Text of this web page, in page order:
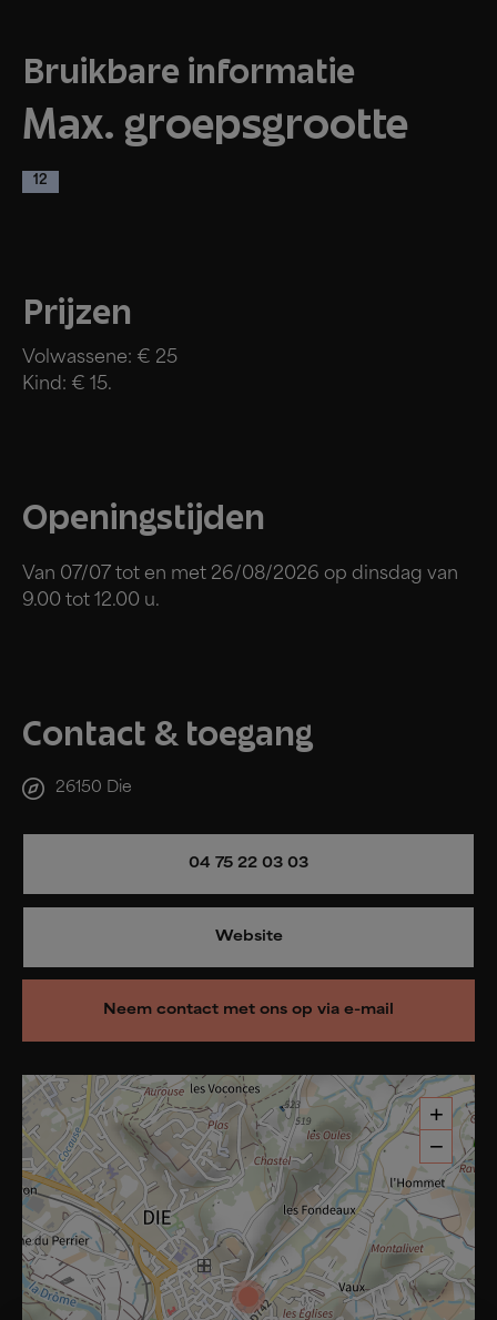
Bruikbare informatie
Max. groepsgrootte
12
Prijzen
Volwassene: € 25
Kind: € 15.
Openingstijden
Van 07/07 tot en met 26/08/2026 op dinsdag van
9.00 tot 12.00 u.
Contact & toegang
26150 Die
04 75 22 03 03
Website
Neem contact met ons op via e-mail
+
−